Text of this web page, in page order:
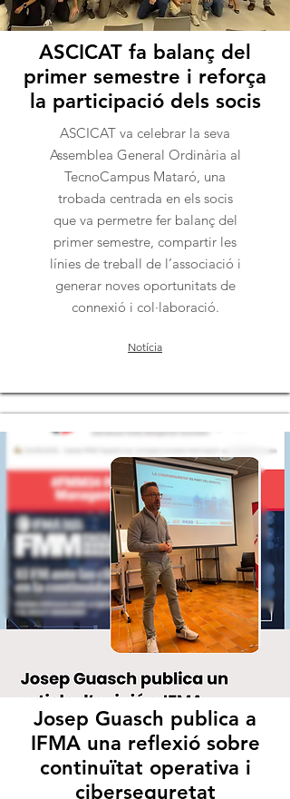
ASCICAT fa balanç del
primer semestre i reforça
la participació dels socis
ASCICAT va celebrar la seva
Assemblea General Ordinària al
TecnoCampus Mataró, una
trobada centrada en els socis
que va permetre fer balanç del
primer semestre, compartir les
línies de treball de l’associació i
generar noves oportunitats de
connexió i col·laboració.
Notícia
Josep Guasch publica a
IFMA una reflexió sobre
continuïtat operativa i
ciberseguretat